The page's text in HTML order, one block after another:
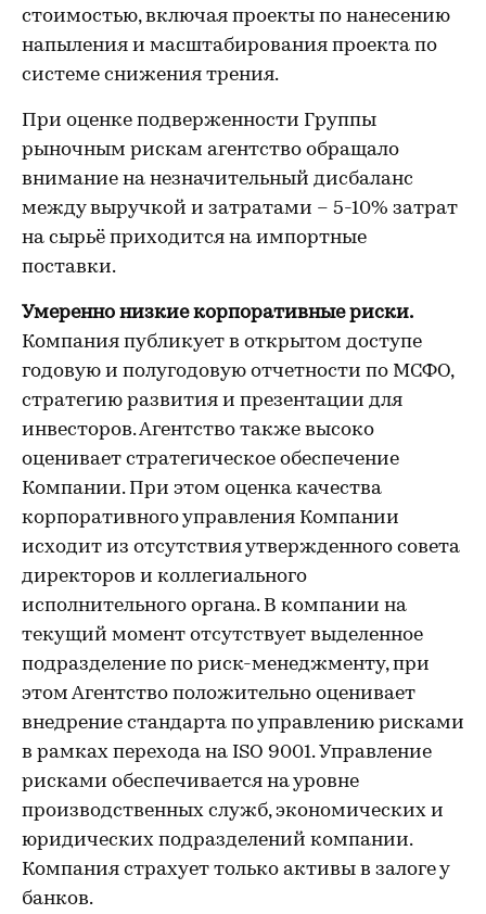
стоимостью, включая проекты по нанесению
напыления и масштабирования проекта по
системе снижения трения.
При оценке подверженности Группы
рыночным рискам агентство обращало
внимание на незначительный дисбаланс
между выручкой и затратами – 5-10% затрат
на сырьё приходится на импортные
поставки.
Умеренно низкие корпоративные риски.
Компания публикует в открытом доступе
годовую и полугодовую отчетности по МСФО,
стратегию развития и презентации для
инвесторов. Агентство также высоко
оценивает стратегическое обеспечение
Компании. При этом оценка качества
корпоративного управления Компании
исходит из отсутствия утвержденного совета
директоров и коллегиального
исполнительного органа. В компании на
текущий момент отсутствует выделенное
подразделение по риск-менеджменту, при
этом Агентство положительно оценивает
внедрение стандарта по управлению рисками
в рамках перехода на ISO 9001. Управление
рисками обеспечивается на уровне
производственных служб, экономических и
юридических подразделений компании.
Компания страхует только активы в залоге у
банков.